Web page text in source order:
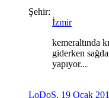
Şehir:
İzmir
kemeraltında
giderken
yapıyor...
LoDoS, 19 Ocak